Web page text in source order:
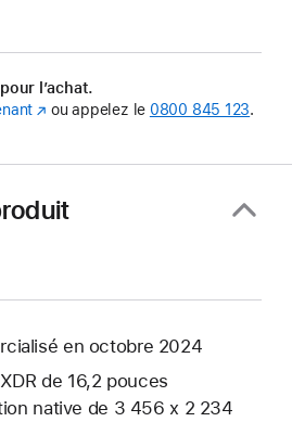
l’achat.
(s’ouvre
ou appelez le 0800 845 123.
en octobre 2024
de 16,2 pouces
native de 3 456 x 2 234